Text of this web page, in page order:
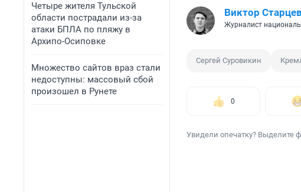
Четыре жителя Тульской
области пострадали из-за
атаки БПЛА по пляжу в
Архипо-Осиповке
Множество сайтов враз стали
недоступны: массовый сбой
произошел в Рунете
Виктор Старцев
Журналист
Сергей Суровикин
0
Увидели опечатку? Выделите